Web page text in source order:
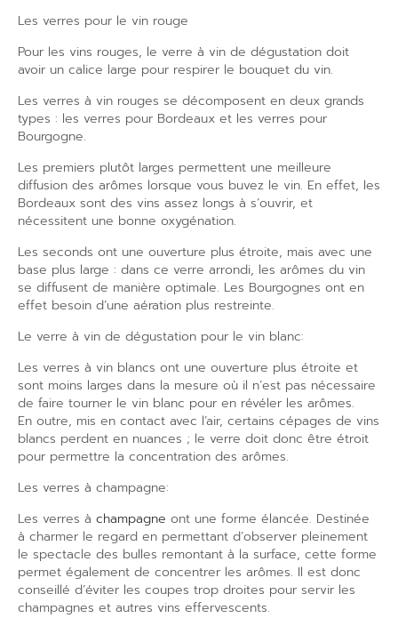
Les verres pour le vin rouge
Pour les vins rouges, le verre à vin de dégustation doit
avoir un calice large pour respirer le bouquet du vin.
Les verres à vin rouges se décomposent en deux grands
types : les verres pour Bordeaux et les verres pour
Bourgogne.
Les premiers plutôt larges permettent une meilleure
diffusion des arômes lorsque vous buvez le vin. En effet, les
Bordeaux sont des vins assez longs à s’ouvrir, et
nécessitent une bonne oxygénation.
Les seconds ont une ouverture plus étroite, mais avec une
base plus large : dans ce verre arrondi, les arômes du vin
se diffusent de manière optimale. Les Bourgognes ont en
effet besoin d’une aération plus restreinte.
Le verre à vin de dégustation pour le vin blanc:
Les verres à vin blancs ont une ouverture plus étroite et
sont moins larges dans la mesure où il n’est pas nécessaire
de faire tourner le vin blanc pour en révéler les arômes.
En outre, mis en contact avec l’air, certains cépages de vins
blancs perdent en nuances ; le verre doit donc être étroit
pour permettre la concentration des arômes.
Les verres à champagne:
Les verres à champagne ont une forme élancée. Destinée
à charmer le regard en permettant d’observer pleinement
le spectacle des bulles remontant à la surface, cette forme
permet également de concentrer les arômes. Il est donc
conseillé d’éviter les coupes trop droites pour servir les
champagnes et autres vins effervescents.